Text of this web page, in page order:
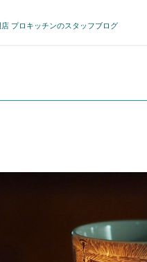
プロキッチンのスタッフブログ